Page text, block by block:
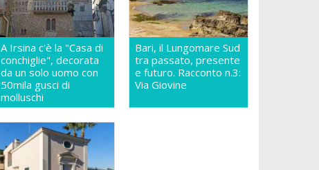
A Irsina c'è la "Casa di
conchiglie", decorata
da un solo uomo con
50mila gusci di
molluschi
Bari, il Lungomare Sud
tra passato, presente
e futuro. Racconto n.3:
Via Giovine